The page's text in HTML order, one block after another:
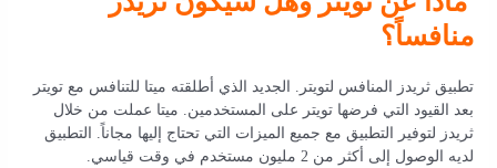
منافساً؟
تطبيق ثريدز المنافس لتويتر. الجديد الذي أطلقته ميتا للتنافس مع تويتر
بعد القيود التي فرضها تويتر على المستخدمين. ميتا عملت من خلال
ثريدز لتوفير التطبيق مع جميع الميزات التي تحتاج إليها مجاناً. التطبيق
لديه الوصول إلى أكثر من 2 مليون مستخدم في وقت قياسي.